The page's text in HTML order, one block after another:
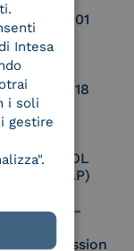
ISO 27001
ISO 27018
PEPPOL
Point (AP)
Commission
Intesa
i soli
gestire